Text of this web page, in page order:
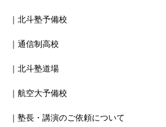
｜北斗塾予備校
｜通信制高校
｜北斗塾道場
｜航空大予備校
｜塾長・講演のご依頼について